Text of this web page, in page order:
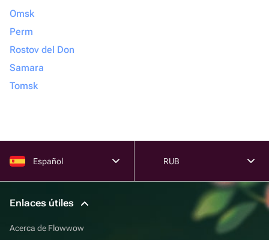
Omsk
Perm
Rostov del Don
Samara
Tomsk
Español RUB
Enlaces útiles
Acerca de Flowwow